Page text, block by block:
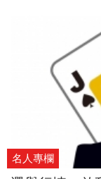
名人專欄